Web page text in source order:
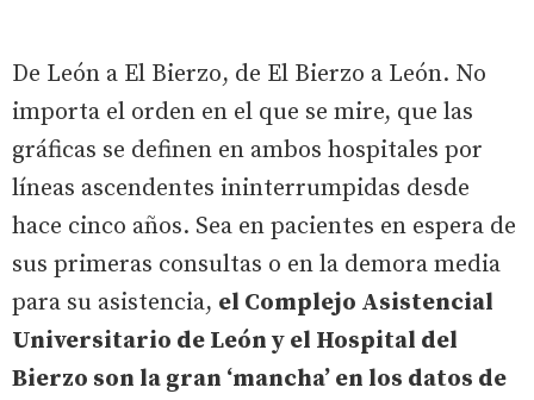
De León a El Bierzo, de El Bierzo a León. No
importa el orden en el que se mire, que las
gráficas se definen en ambos hospitales por
líneas ascendentes ininterrumpidas desde
hace cinco años. Sea en pacientes en espera de
sus primeras consultas o en la demora media
para su asistencia, el Complejo Asistencial
Universitario de León y el Hospital del
Bierzo son la gran ‘mancha’ en los datos de